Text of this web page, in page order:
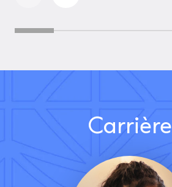
Carrière